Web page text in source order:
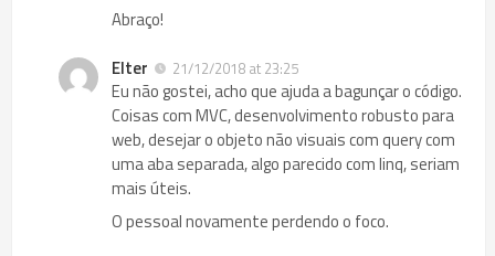
Abraço!
Elter
21/12/2018 at 23:25
Eu não gostei, acho que ajuda a bagunçar o código.
Coisas com MVC, desenvolvimento robusto para
web, desejar o objeto não visuais com query com
uma aba separada, algo parecido com linq, seriam
mais úteis.
O pessoal novamente perdendo o foco.